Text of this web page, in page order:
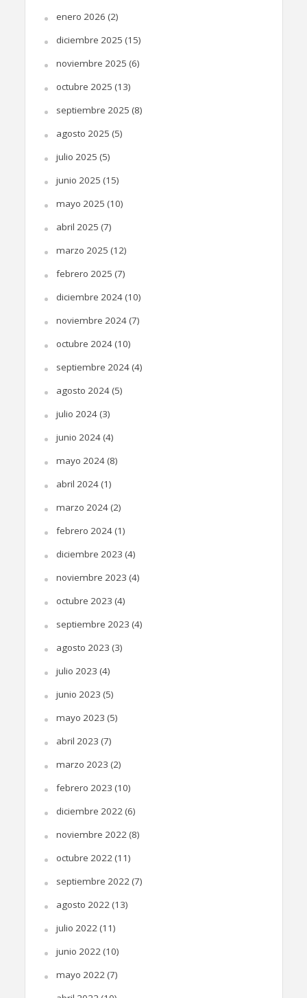
enero 2026 (2)
diciembre 2025 (15)
noviembre 2025 (6)
octubre 2025 (13)
septiembre 2025 (8)
agosto 2025 (5)
julio 2025 (5)
junio 2025 (15)
mayo 2025 (10)
abril 2025 (7)
marzo 2025 (12)
febrero 2025 (7)
diciembre 2024(10)
noviembre 2024(7)
octubre 2024(10)
septiembre 2024(4)
agosto 2024(5)
julio 2024(3)
junio 2024(4)
mayo 2024(8)
abril 2024(1)
marzo 2024(2)
febrero 2024(1)
diciembre 2023 (4)
noviembre 2023 (4)
octubre 2023 (4)
septiembre 2023 (4)
agosto 2023 (3)
julio 2023 (4)
junio 2023 (5)
mayo 2023 (5)
abril 2023 (7)
marzo 2023 (2)
febrero 2023 (10)
diciembre 2022(6)
noviembre 2022(8)
octubre 2022(11)
septiembre 2022(7)
agosto 2022(13)
julio 2022(11)
junio 2022(10)
mayo 2022(7)